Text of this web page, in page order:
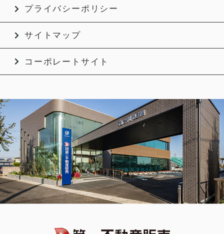
プライバシーポリシー
サイトマップ
コーポレートサイト